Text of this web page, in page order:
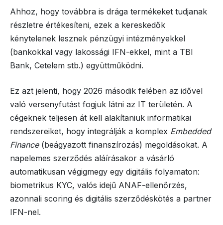
Ahhoz, hogy továbbra is drága termékeket tudjanak
részletre értékesíteni, ezek a kereskedők
kénytelenek lesznek pénzügyi intézményekkel
(bankokkal vagy lakossági IFN-ekkel, mint a TBI
Bank, Cetelem stb.) együttműködni.
Ez azt jelenti, hogy 2026 második felében az idővel
való versenyfutást fogjuk látni az IT területén. A
cégeknek teljesen át kell alakítaniuk informatikai
rendszereiket, hogy integrálják a komplex Embedded
Finance(beágyazott finanszírozás) megoldásokat. A
napelemes szerződés aláírásakor a vásárló
automatikusan végigmegy egy digitális folyamaton:
biometrikus KYC, valós idejű ANAF-ellenőrzés,
azonnali scoring és digitális szerződéskötés a partner
IFN-nel.